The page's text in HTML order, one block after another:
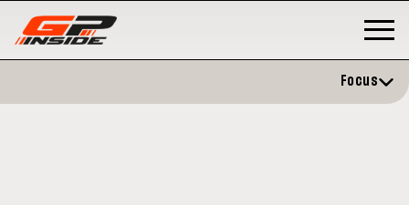
Focus